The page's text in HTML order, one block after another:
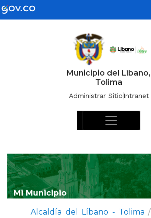
Municipio del Líbano,
Tolima
Administrar SitioIntranet
Mi Municipio
Alcaldía del Líbano - Tolima /